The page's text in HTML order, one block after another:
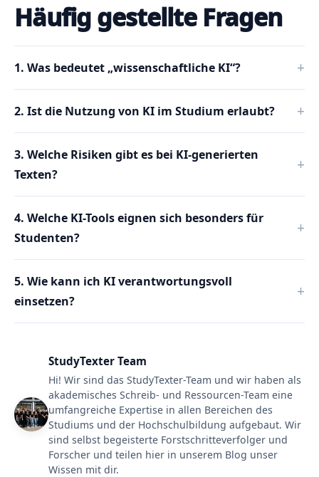
Häufig gestellte Fragen
1. Was bedeutet „wissenschaftliche KI“?
2. Ist die Nutzung von KI im Studium erlaubt?
3. Welche Risiken gibt es bei KI-generierten
Texten?
4. Welche KI-Tools eignen sich besonders für
Studenten?
5. Wie kann ich KI verantwortungsvoll
einsetzen?
StudyTexter Team
Hi! Wir sind das StudyTexter-Team und wir haben als
akademisches Schreib- und Ressourcen-Team eine
umfangreiche Expertise in allen Bereichen des
Studiums und der Hochschulbildung aufgebaut. Wir
sind selbst begeisterte Forstschritteverfolger und
Forscher und teilen hier in unserem Blog unser
Wissen mit dir.